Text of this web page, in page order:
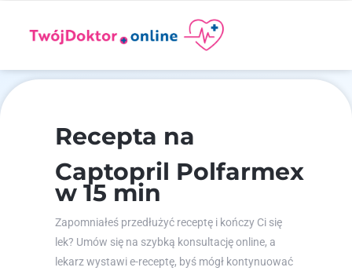
Recepta na
Captopril Polfarmex
w 15 min
Zapomniałeś przedłużyć receptę i kończy Ci się
lek? Umów się na szybką konsultację online, a
lekarz wystawi e-receptę, byś mógł kontynuować